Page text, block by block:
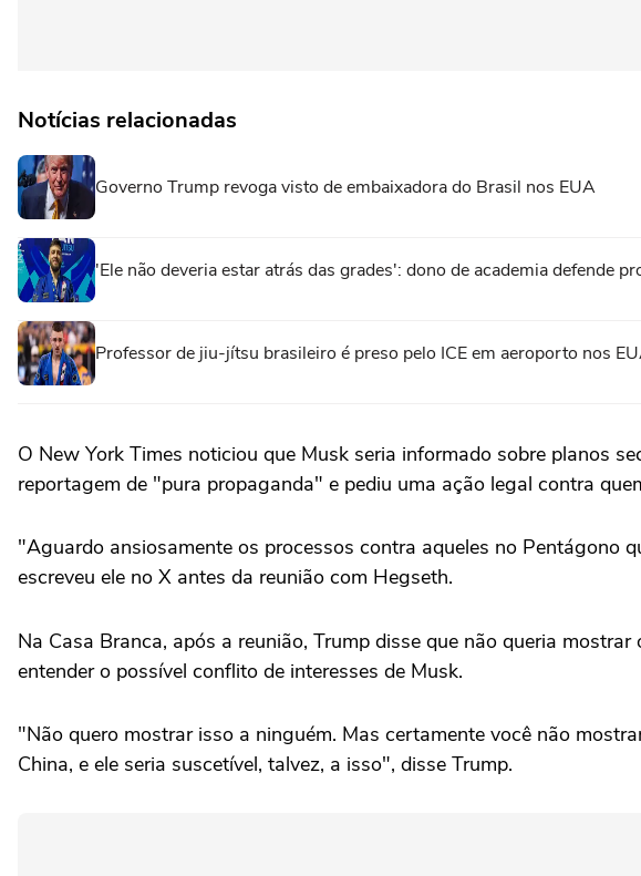
Notícias relacionadas
Governo Trump revoga visto de embaixadora do Brasil nos EUA
'Ele não deveria estar atrás das grades': dono de academia defende
Professor de jiu-jítsu brasileiro é preso pelo ICE em aeroporto nos
O New York Times noticiou que Musk seria informado sobre planos
reportagem de "pura propaganda" e pediu uma ação legal contra
"Aguardo ansiosamente os processos contra aqueles no Pentágono
escreveu ele no X antes da reunião com Hegseth.
Na Casa Branca, após a reunião, Trump disse que não queria
entender o possível conflito de interesses de Musk.
"Não quero mostrar isso a ninguém. Mas certamente você não
China, e ele seria suscetível, talvez, a isso", disse Trump.